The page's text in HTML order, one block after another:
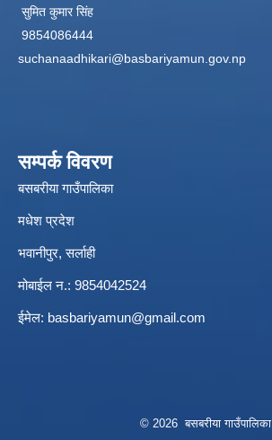
सुमित कुमार सिंह
9854086444
suchanaadhikari@basbariyamun.gov.np
सम्पर्क विवरण
बसबरीया गाउँपालिका
मधेश प्रदेश
भवानीपुर, सर्लाही
मोबाईल न.: 9854042524
ईमेल: basbariyamun@gmail.com
© 2026 बसबरीया गाउँपालिका